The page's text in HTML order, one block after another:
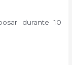
durante 10